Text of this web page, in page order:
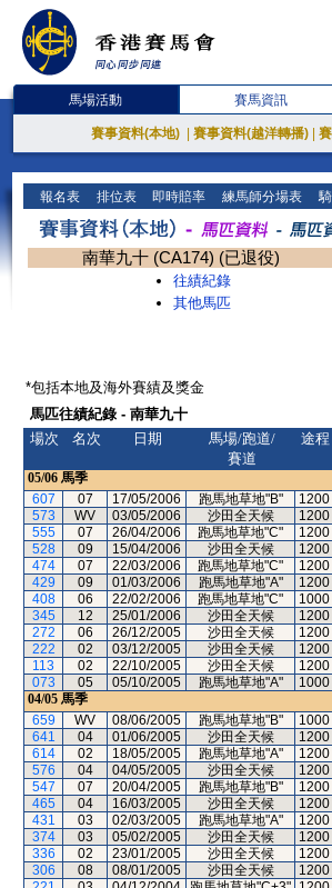
馬場活動 賽馬資訊
賽事資料(本地) 賽事資料(越洋轉播)
報名表 排位表 即時賠率 練馬師分場表
南華九十 (CA174) (已退役)
往績紀錄
其他馬匹
*包括本地及海外賽績及獎金
馬匹往績紀錄 - 南華九十
場次
名次 日期
馬場/跑道/
賽道
途程
05/06 馬季
607
07 17/05/2006 跑馬地草地"B" 1200
573
WV 03/05/2006 沙田全天候 1200
555
07 26/04/2006 跑馬地草地"C" 1200
528
09 15/04/2006 沙田全天候 1200
474
07 22/03/2006 跑馬地草地"C" 1200
429
09 01/03/2006 跑馬地草地"A" 1200
408
06 22/02/2006 跑馬地草地"C" 1000
345
12 25/01/2006 沙田全天候 1200
272
06 26/12/2005 沙田全天候 1200
222
02 03/12/2005 沙田全天候 1200
113
02 22/10/2005 沙田全天候 1200
073
05 05/10/2005 跑馬地草地"A" 1000
04/05 馬季
659
WV 08/06/2005 跑馬地草地"B" 1000
641
04 01/06/2005 沙田全天候 1200
614
02 18/05/2005 跑馬地草地"A" 1200
576
04 04/05/2005 沙田全天候 1200
547
07 20/04/2005 跑馬地草地"B" 1200
465
04 16/03/2005 沙田全天候 1200
431
03 02/03/2005 跑馬地草地"A" 1200
374
03 05/02/2005 沙田全天候 1200
336
02 23/01/2005 沙田全天候 1200
306
08 08/01/2005 沙田全天候 1200